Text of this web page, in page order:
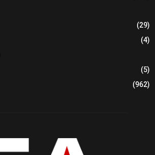
(29)
(4)
(5)
(962)